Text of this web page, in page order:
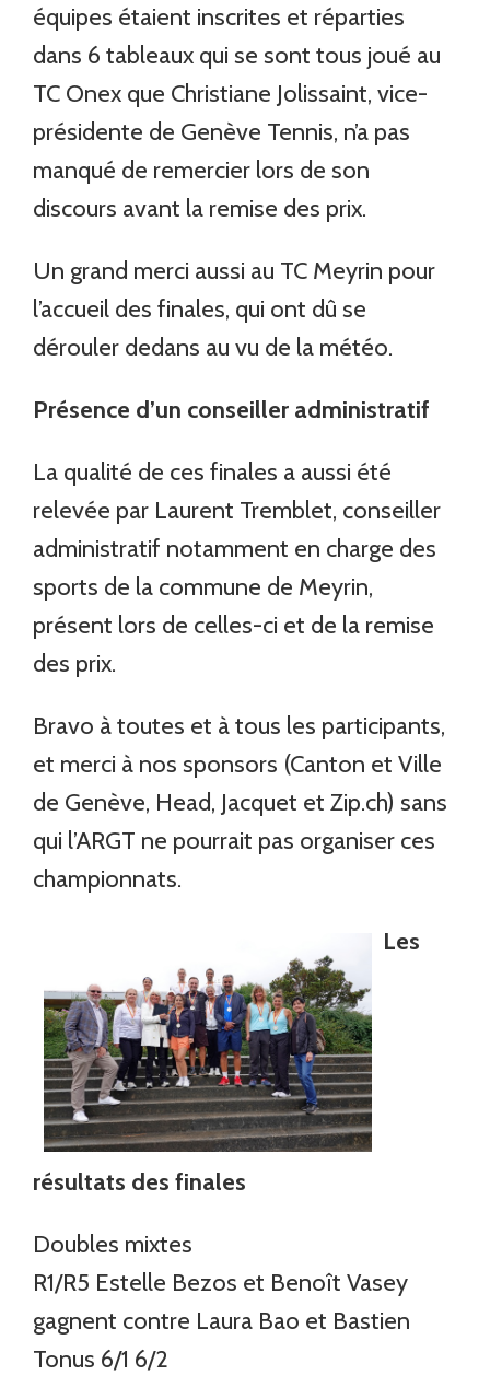
équipes étaient inscrites et réparties
dans 6 tableaux qui se sont tous joué au
TC Onex que Christiane Jolissaint, vice-
présidente de Genève Tennis, n’a pas
manqué de remercier lors de son
discours avant la remise des prix.
Un grand merci aussi au TC Meyrin pour
l’accueil des finales, qui ont dû se
dérouler dedans au vu de la météo.
Présence d’un conseiller administratif
La qualité de ces finales a aussi été
relevée par Laurent Tremblet, conseiller
administratif notamment en charge des
sports de la commune de Meyrin,
présent lors de celles-ci et de la remise
des prix.
Bravo à toutes et à tous les participants,
et merci à nos sponsors (Canton et Ville
de Genève, Head, Jacquet et Zip.ch) sans
qui l’ARGT ne pourrait pas organiser ces
championnats.
Les
résultats des finales
Doubles mixtes
R1/R5 Estelle Bezos et Benoît Vasey
gagnent contre Laura Bao et Bastien
Tonus 6/1 6/2